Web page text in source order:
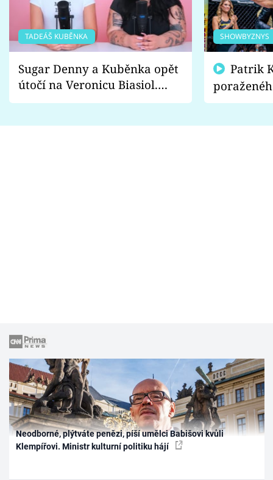
TADEÁŠ KUBĚNKA
Sugar Denny a Kuběnka opět
útočí na Veronicu Biasiol.
Proč je podle nich falešná a
SHOWBYZNYS
fanoušci
Neodborné, plýtváte penězi, píší umělci Babišovi kvůli
Klempířovi. Ministr kulturní politiku hájí